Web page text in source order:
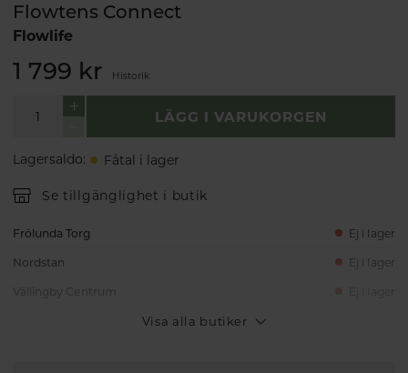
Flowtens Connect
Flowlife
1 799 kr Historik
LÄGG I VARUKORGEN
Lagersaldo: Fåtal i lager
Se tillgänglighet i butik
Frölunda Torg Ej i lager
Nordstan Ej i lager
Visa alla butiker